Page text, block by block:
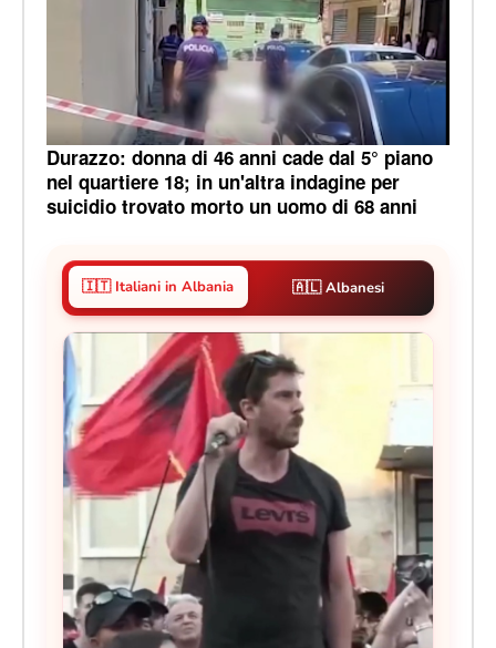
Durazzo: donna di 46 anni cade dal 5° piano
nel quartiere 18; in un'altra indagine per
suicidio trovato morto un uomo di 68 anni
🇮🇹 Italiani in Albania 🇦🇱 Albanesi